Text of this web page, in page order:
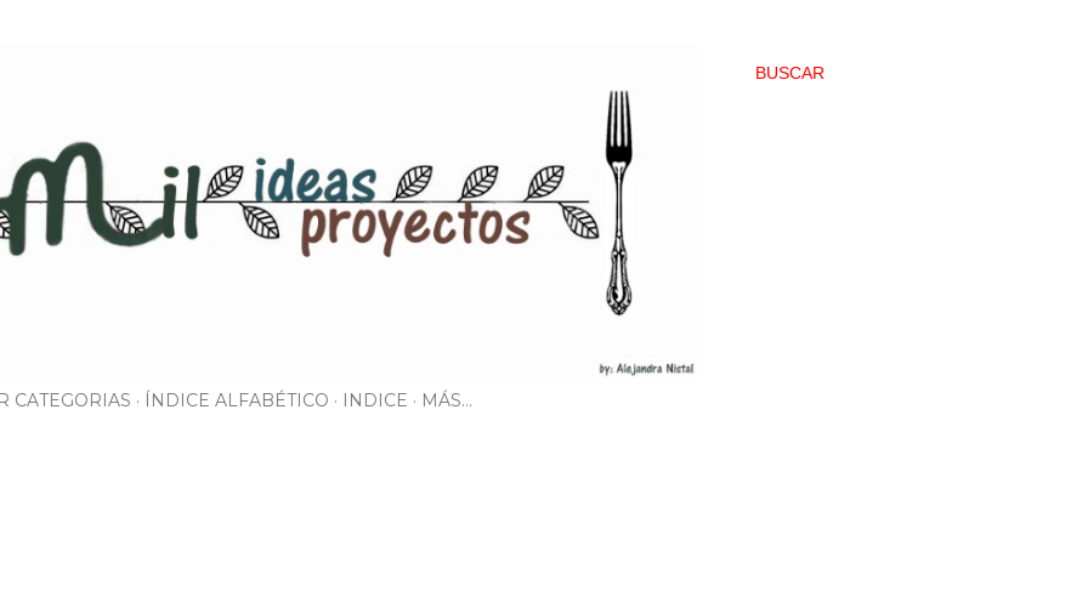
BUSCAR
CATEGORIAS ÍNDICE ALFABÉTICO INDICE MÁS…